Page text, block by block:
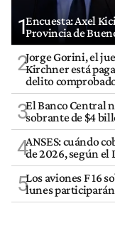
1Encuesta: Axel
Provincia de
2Jorge Gorini, el
Kirchner está
delito
3El Banco Central
sobrante de $4
4ANSES: cuándo
de 2026, según el
5Los aviones F 16
lunes participarán